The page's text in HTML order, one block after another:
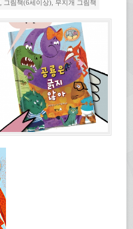
그림책(6세이상) 무지개 그림책